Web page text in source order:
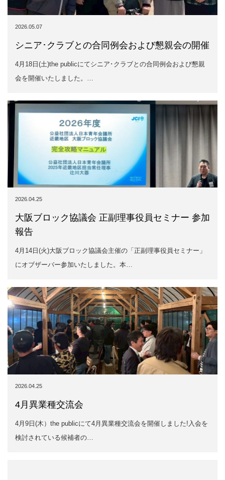
大阪ブロック協議会 正副理事役員セミナー 参加
4月14日(火)大阪ブロック協議会主催の「正副理事役員セミナー」
にオブザーバー参加いたしました。本…
2026.04.25
4月異業種交流会
4月9日(木）the publicにて4月異業種交流会を開催しました!入会を
検討されている候補者の…